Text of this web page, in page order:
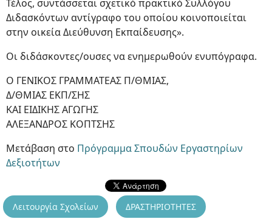
Τέλος, συντάσσεται σχετικό πρακτικό Συλλόγου
Διδασκόντων αντίγραφο του οποίου κοινοποιείται
στην οικεία Διεύθυνση Εκπαίδευσης».
Οι διδάσκοντες/ουσες να ενημερωθούν ενυπόγραφα.
Ο ΓΕΝΙΚΟΣ ΓΡΑΜΜΑΤΕΑΣ Π/ΘΜΙΑΣ,
Δ/ΘΜΙΑΣ ΕΚΠ/ΣΗΣ
ΚΑΙ ΕΙΔΙΚΗΣ ΑΓΩΓΗΣ
ΑΛΕΞΑΝΔΡΟΣ ΚΟΠΤΣΗΣ
Μετάβαση στο Πρόγραμμα Σπουδών Εργαστηρίων
Δεξιοτήτων
Λειτουργία Σχολείων ΔΡΑΣΤΗΡΙΟΤΗΤΕΣ